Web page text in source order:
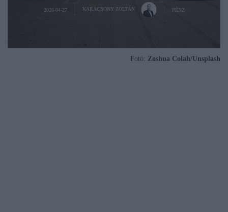
2026-04-27 KARÁCSONY ZOLTÁN PÉNZ
Fotó: Zoshua Colah/Unsplash